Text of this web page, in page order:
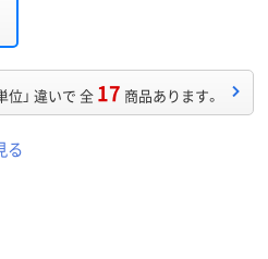
位」 違いで 全 17 商品あります。
る